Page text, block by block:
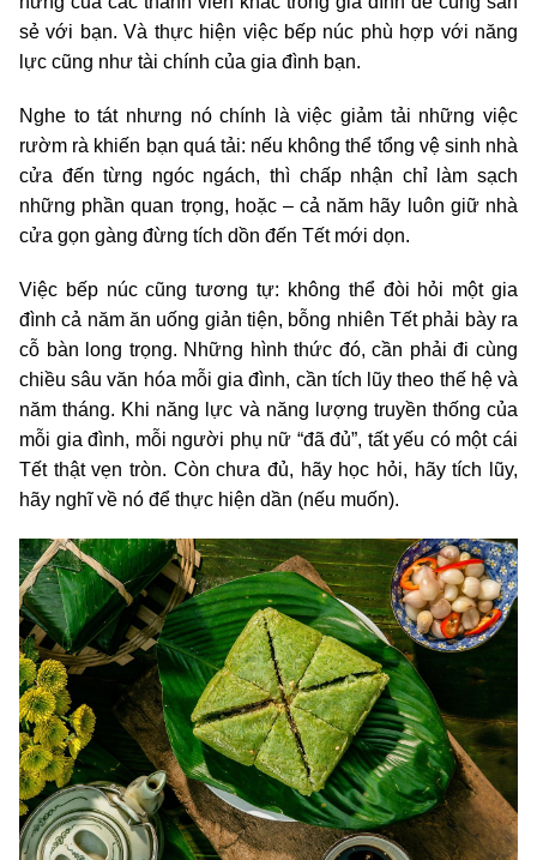
sẻ với bạn. Và thực hiện việc bếp núc phù hợp với năng
lực cũng như tài chính của gia đình bạn.
Nghe to tát nhưng nó chính là việc giảm tải những việc
rườm rà khiến bạn quá tải: nếu không thể tổng vệ sinh nhà
cửa đến từng ngóc ngách, thì chấp nhận chỉ làm sạch
những phần quan trọng, hoặc – cả năm hãy luôn giữ nhà
cửa gọn gàng đừng tích dồn đến Tết mới dọn.
Việc bếp núc cũng tương tự: không thể đòi hỏi một gia
đình cả năm ăn uống giản tiện, bỗng nhiên Tết phải bày ra
cỗ bàn long trọng. Những hình thức đó, cần phải đi cùng
chiều sâu văn hóa mỗi gia đình, cần tích lũy theo thế hệ và
năm tháng. Khi năng lực và năng lượng truyền thống của
mỗi gia đình, mỗi người phụ nữ “đã đủ”, tất yếu có một cái
Tết thật vẹn tròn. Còn chưa đủ, hãy học hỏi, hãy tích lũy,
hãy nghĩ về nó để thực hiện dần (nếu muốn).